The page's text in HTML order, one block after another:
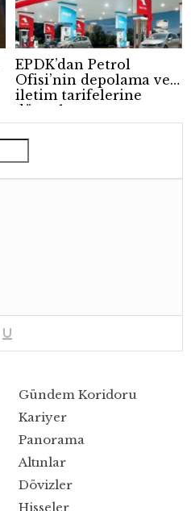
EPDK’dan Petrol
Ofisi’nin depolama ve
iletim tarifelerine
düzenleme
Gündem Koridoru
Kariyer
Panorama
Altınlar
Dövizler
Hisseler